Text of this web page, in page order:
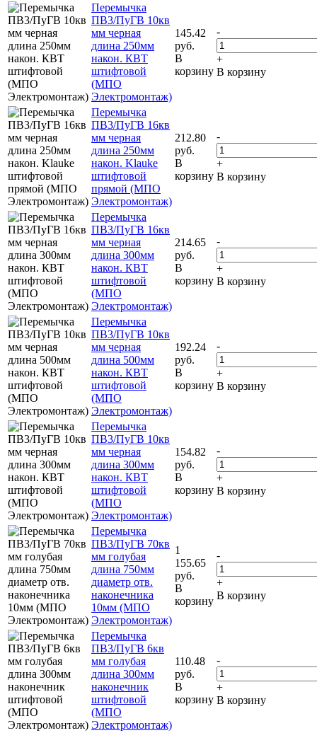
Перемычка
ПВ3/ПуГВ 10кв
мм черная
длина 250мм
након. КВТ
штифтовой
(МПО
Электромонтаж)
145.42
руб.
В
корзину
-
+
В корзину
Перемычка
ПВ3/ПуГВ 16кв
мм черная
длина 250мм
након. Klauke
штифтовой
прямой (МПО
Электромонтаж)
212.80
руб.
В
корзину
-
+
В корзину
Перемычка
ПВ3/ПуГВ 16кв
мм черная
длина 300мм
након. КВТ
штифтовой
(МПО
Электромонтаж)
214.65
руб.
В
корзину
-
+
В корзину
Перемычка
ПВ3/ПуГВ 10кв
мм черная
длина 500мм
након. КВТ
штифтовой
(МПО
Электромонтаж)
192.24
руб.
В
корзину
-
+
В корзину
Перемычка
ПВ3/ПуГВ 10кв
мм черная
длина 300мм
након. КВТ
штифтовой
(МПО
Электромонтаж)
154.82
руб.
В
корзину
-
+
В корзину
Перемычка
ПВ3/ПуГВ 70кв
мм голубая
длина 750мм
диаметр отв.
наконечника
10мм (МПО
Электромонтаж)
1
155.65
руб.
В
корзину
-
+
В корзину
Перемычка
ПВ3/ПуГВ 6кв
мм голубая
длина 300мм
наконечник
штифтовой
(МПО
Электромонтаж)
110.48
руб.
В
корзину
-
+
В корзину